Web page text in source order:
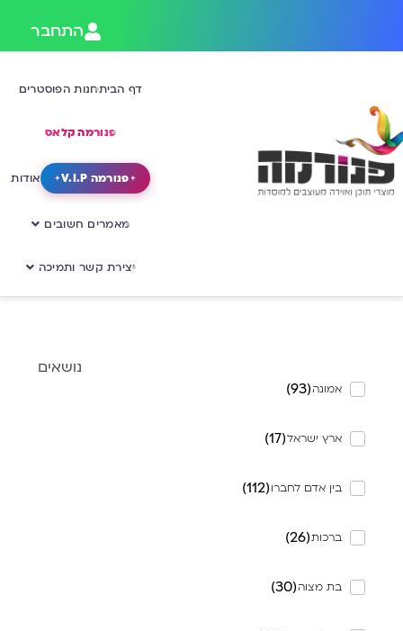
התחבר
דף הביתחנות הפוסטרים
פנורמה קלאס
פנורמה V.I.P אודות
מאמרים חשובים
יצירת קשר ותמיכה
נושאים
אמונה(
93
)
ארץ ישראל(
17
)
בין אדם לחברו(
112
)
ברכות(
26
)
בת מצוה(
30
)